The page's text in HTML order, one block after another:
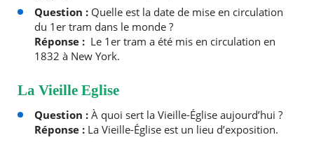
Question : Quelle est la date de mise en circulation
du 1er tram dans le monde ?
Réponse :Le 1er tram a été mis en circulation en
1832 à New York.
La Vieille Eglise
Question :À quoi sert la Vieille-Église aujourd’hui ?
Réponse :La Vieille-Église est un lieu d’exposition.